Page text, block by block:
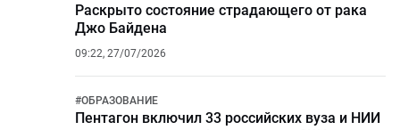
Раскрыто состояние страдающего от рака
Джо Байдена
09:22, 27/07/2026
#ОБРАЗОВАНИЕ
Пентагон включил 33 российских вуза и НИИ